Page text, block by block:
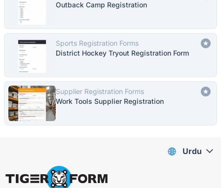
Outback Camp Registration
Sports Registration Forms
District Hockey Tryout Registration Form
Supplier Registration Forms
Work Tools Supplier Registration
Urdu